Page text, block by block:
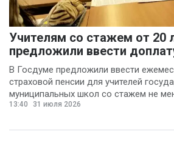
Учителям со стажем от 20
предложили ввести
В Госдуме предложили ввести
страховой пенсии для учителей
муниципальных школ со стажем не
13:40 31 июля 2026